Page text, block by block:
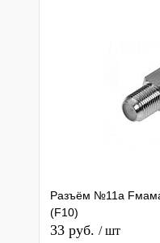
Разъём №11а
(F10)
33 руб. / шт